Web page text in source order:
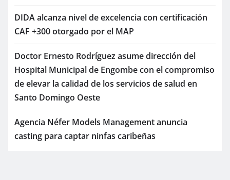
DIDA alcanza nivel de excelencia con certificación
CAF +300 otorgado por el MAP
Doctor Ernesto Rodríguez asume dirección del
Hospital Municipal de Engombe con el compromiso
de elevar la calidad de los servicios de salud en
Santo Domingo Oeste
Agencia Néfer Models Management anuncia
casting para captar ninfas caribeñas